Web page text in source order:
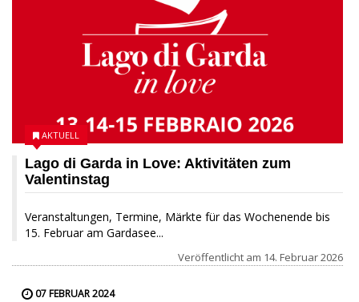
Lago di Garda in Love: Aktivitäten zum
Valentinstag
Veranstaltungen, Termine, Märkte für das Wochenende bis
15. Februar am Gardasee...
AKTUELL
Veröffentlicht am 14. Februar 2026
07 FEBRUAR 2024